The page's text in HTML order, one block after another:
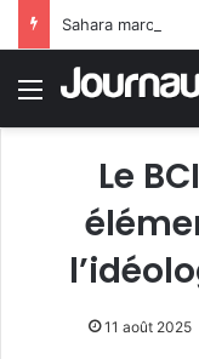
Menu
Le
11 août 2025